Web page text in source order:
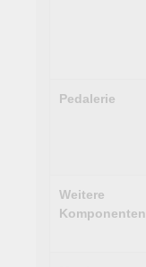
Pedalerie
Weitere
Komponenten